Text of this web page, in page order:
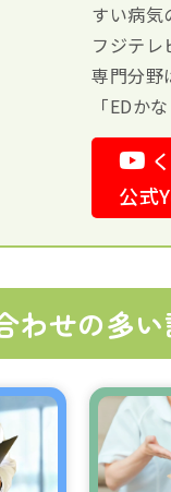
すい病気
フジテレ
専門分野
「EDか
公式
わせの多